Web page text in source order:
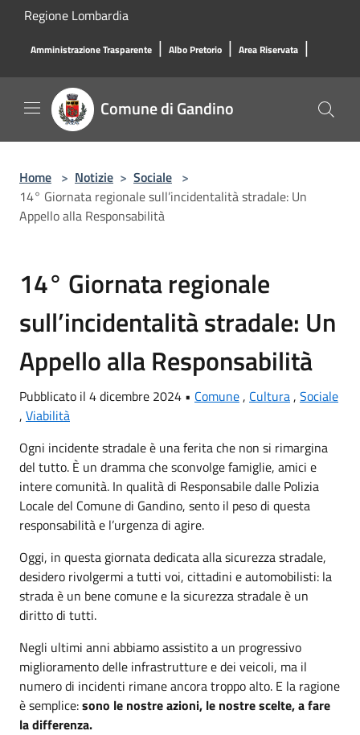
Salta al contenuto principale
Regione Lombardia
Amministrazione Trasparente | Albo Pretorio | Area Riservata |
Comune di Gandino
Home > Notizie > Sociale >
14° Giornata regionale sull’incidentalità stradale: Un
Appello alla Responsabilità
14° Giornata regionale
sull’incidentalità stradale: Un
Appello alla Responsabilità
Pubblicato il 4 dicembre 2024 • Comune, Cultura, Sociale
, Viabilità
Ogni incidente stradale è una ferita che non si rimargina
del tutto. È un dramma che sconvolge famiglie, amici e
intere comunità. In qualità di Responsabile dalle Polizia
Locale del Comune di Gandino, sento il peso di questa
responsabilità e l’urgenza di agire.
Oggi, in questa giornata dedicata alla sicurezza stradale,
desidero rivolgermi a tutti voi, cittadini e automobilisti: la
strada è un bene comune e la sicurezza stradale è un
diritto di tutti.
Negli ultimi anni abbiamo assistito a un progressivo
miglioramento delle infrastrutture e dei veicoli, ma il
numero di incidenti rimane ancora troppo alto. E la ragione
è semplice:sono le nostre azioni, le nostre scelte, a fare
la differenza.